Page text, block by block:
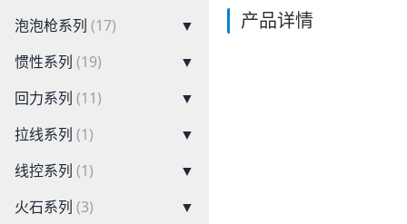
泡泡枪系列 (17)
▼
惯性系列 (19)
▼
回力系列 (11)
▼
拉线系列 (1)
▼
线控系列 (1)
▼
火石系列 (3)
▼
产品详情